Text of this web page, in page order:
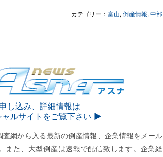
カテゴリー： 富山, 倒産情報, 中部
し込み、詳細情報は
ャルサイトをご覧下さい ▶︎
網から入る最新の倒産情報、企業情報をメール
また、大型倒産は速報で配信致します。企業経